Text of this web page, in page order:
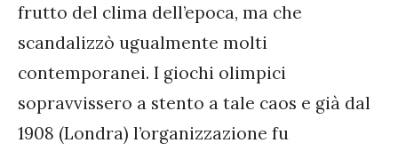
frutto del clima dell’epoca, ma che
scandalizzò ugualmente molti
contemporanei. I giochi olimpici
sopravvissero a stento a tale caos e già dal
1908 (Londra) l’organizzazione fu